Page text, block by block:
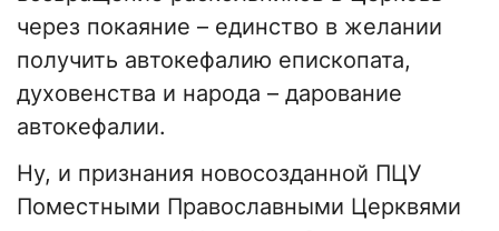
через покаяние – единство в желании
получить автокефалию епископата,
духовенства и народа – дарование
автокефалии.
Ну, и признания новосозданной ПЦУ
Поместными Православными Церквями